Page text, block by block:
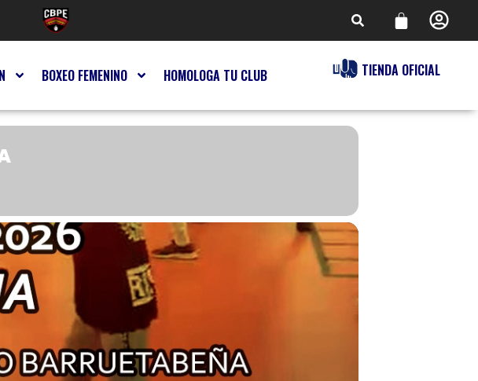
BOXEO FEMENINO HOMOLOGA TU CLUB TIENDA OFICIAL